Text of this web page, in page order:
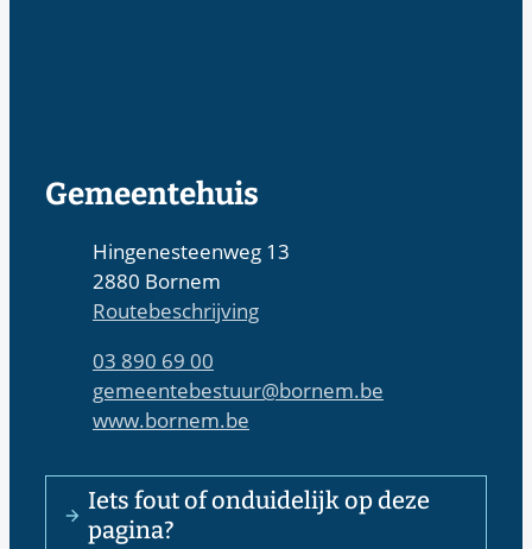
Contact & openingsuren
Gemeentehuis
AdresHingenesteenweg 13
,2880 Bornem
Routebeschrijving
03 890 69 00
E-mailgemeentebestuur@bornem.be
Websitewww.bornem.be
Iets fout of onduidelijk op deze
pagina?